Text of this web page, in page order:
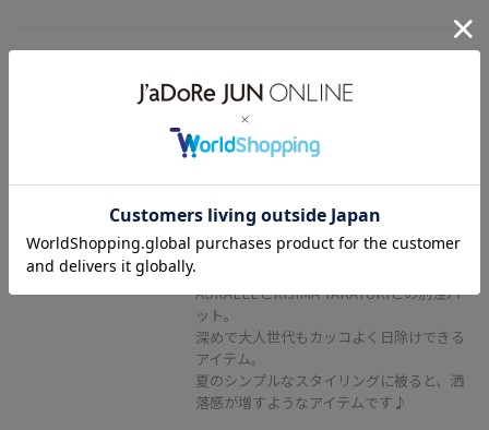
【AURALEE(オーラリー)】
GARMENT-DYED FINX CHINO
BUCKET HAT MADE BY KIJIMA
¥18,480
AURALEEとKIJIMA TAKAYUKIとの別注ハ
ット。
深めで大人世代もカッコよく日除けできる
アイテム。
夏のシンプルなスタイリングに被ると、洒
落感が増すようなアイテムです♪